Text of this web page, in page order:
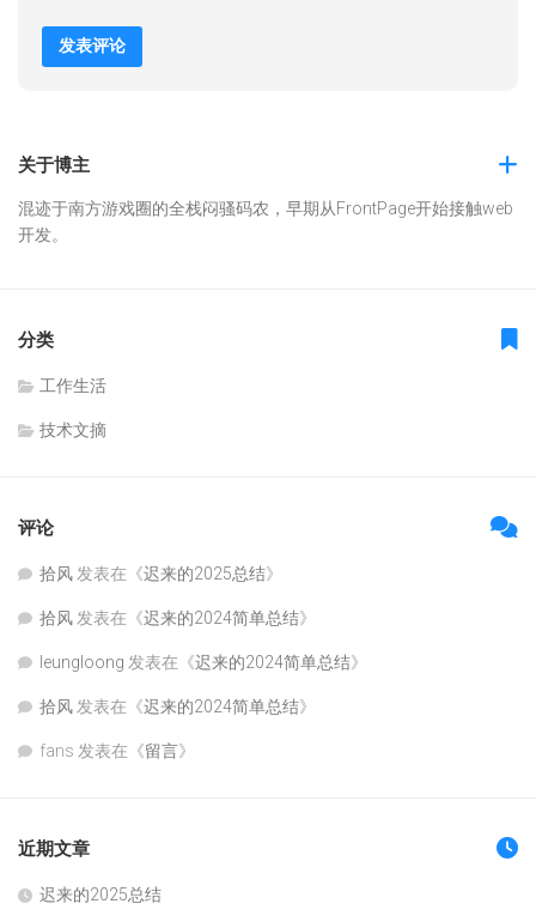
关于博主
混迹于南方游戏圈的全栈闷骚码农，早期从FrontPage开始接触web
开发。
分类
工作生活
技术文摘
评论
拾风 发表在《迟来的2025总结》
拾风 发表在《迟来的2024简单总结》
leungloong 发表在《迟来的2024简单总结》
拾风 发表在《迟来的2024简单总结》
fans 发表在《留言》
近期文章
迟来的2025总结